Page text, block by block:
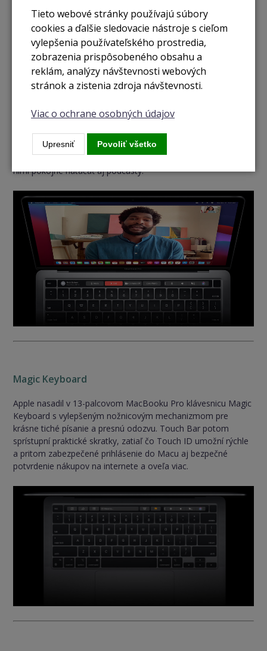
Skvelé videohovory, vrátane zvuku
Procesor M1 umožňuje MacBooku naplno využiť potenciál
kamery FaceTime HD a najnovšieho obrazového signálového
procesora pre videoprenosy najvyššej kvality. A na rovnako
vysokej úrovni sú aj mikrofóny štúdiovej kvality, s ktorými sa
nemusíte báť nielen viesť online konferencie, ale môžete s
nimi pokojne natáčať aj podcasty.
Magic Keyboard
Apple nasadil v 13-palcovom MacBooku Pro klávesnicu Magic
Keyboard s vylepšeným nožnicovým mechanizmom pre
krásne tiché písanie a presnú odozvu. Touch Bar potom
sprístupní praktické skratky, zatiaľ čo Touch ID umožní rýchle
a pritom zabezpečené prihlásenie do Macu aj bezpečné
potvrdenie nákupov na internete a oveľa viac.
Tieto webové stránky používajú súbory
cookies a ďalšie sledovacie nástroje s cieľom
vylepšenia používateľského prostredia,
zobrazenia prispôsobeného obsahu a
reklám, analýzy návštevnosti webových
stránok a zistenia zdroja návštevnosti.
Viac o ochrane osobných údajov
Upresniť Povoliť všetko